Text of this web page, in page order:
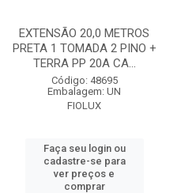
EXTENSÃO 20,0 METROS
PRETA 1 TOMADA 2 PINO +
TERRA PP 20A CA...
Código: 48695
Embalagem: UN
FIOLUX
Faça seu login ou
cadastre-se para
ver preços e
comprar